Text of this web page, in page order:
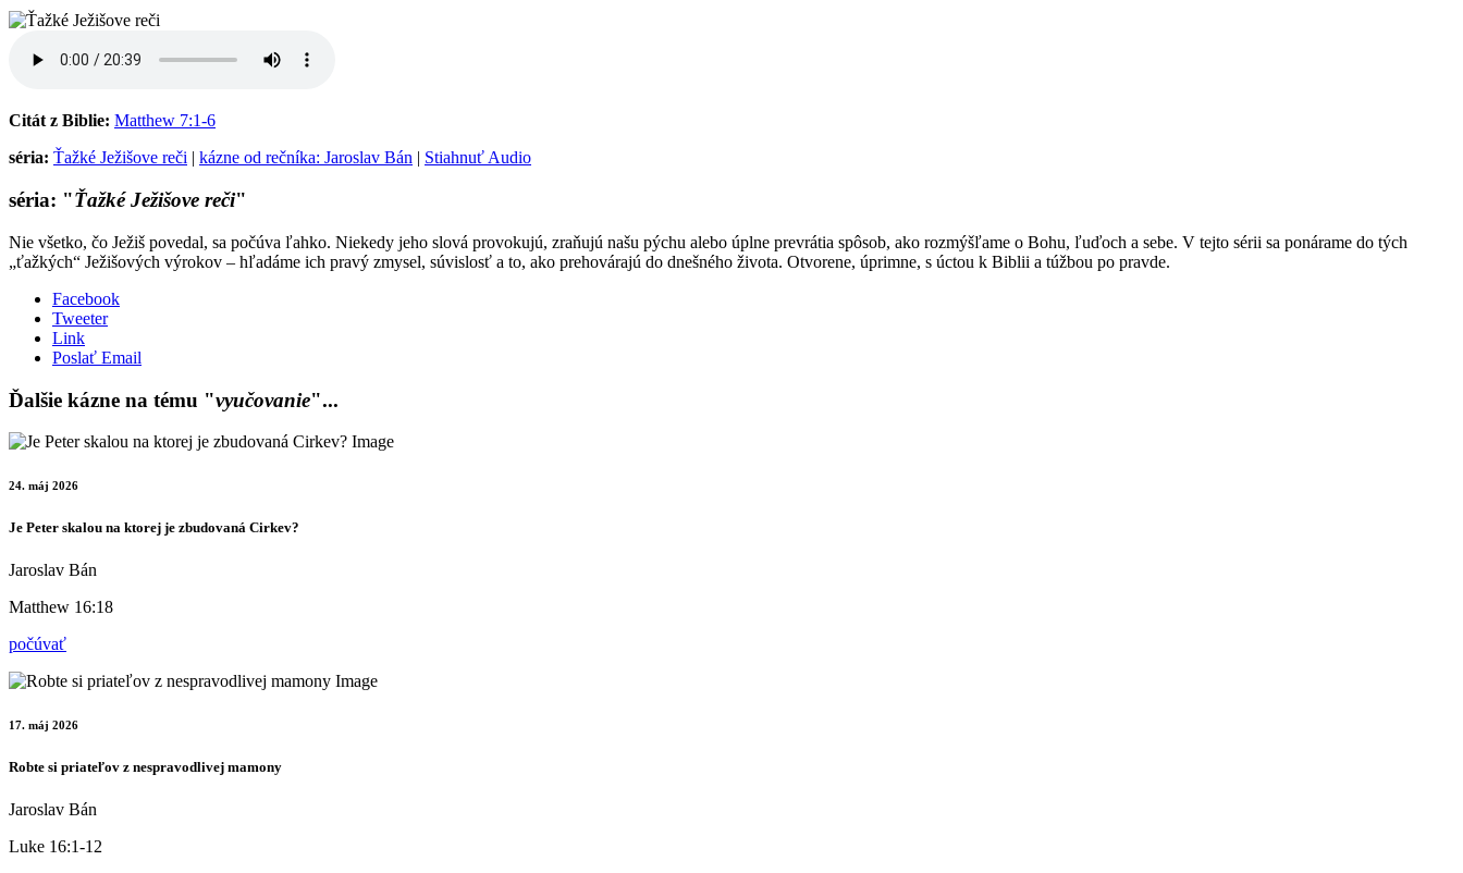
Citát z Biblie: Matthew 7:1-6
séria: Ťažké Ježišove reči | kázne od rečníka: Jaroslav Bán | Stiahnuť Audio
séria: "Ťažké Ježišove reči"
Nie všetko, čo Ježiš povedal, sa počúva ľahko. Niekedy jeho slová provokujú, zraňujú našu pýchu alebo úplne prevrátia spôsob, ako rozmýšľame o Bohu, ľuďoch a sebe. V tejto sérii sa ponárame do tých
„ťažkých“ Ježišových výrokov – hľadáme ich pravý zmysel, súvislosť a to, ako prehovárajú do dnešného života. Otvorene, úprimne, s úctou k Biblii a túžbou po pravde.
Facebook
Tweeter
Link
Poslať Email
Ďalšie kázne na tému "vyučovanie"...
24. máj 2026
Je Peter skalou na ktorej je zbudovaná Cirkev?
Jaroslav Bán
Matthew 16:18
počúvať
17. máj 2026
Robte si priateľov z nespravodlivej mamony
Jaroslav Bán
Luke 16:1-12